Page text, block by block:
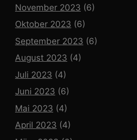
November 2023 (6)
Oktober 2023 (6)
September 2023 (6)
August 2023 (4)
Juli 2023 (4)
Juni 2023 (6)
Mai 2023 (4)
April 2023 (4)